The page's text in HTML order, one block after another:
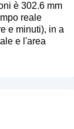
è 302.6 mm
reale
e minuti), in a
e l'area